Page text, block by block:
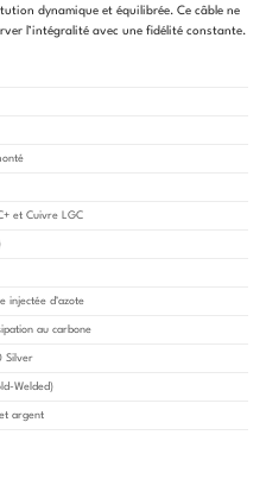
dynamique et équilibrée. Ce câble ne
l’intégralité avec une fidélité constante.
et Cuivre LGC
injectée d’azote
au carbone
Silver
Welded)
argent